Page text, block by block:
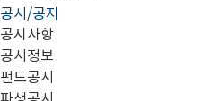
공시/공지
공지사항
공시정보
펀드공시
다음과 같이 정정사항에 대해